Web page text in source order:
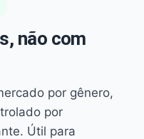
não com
por gênero,
por
Útil para